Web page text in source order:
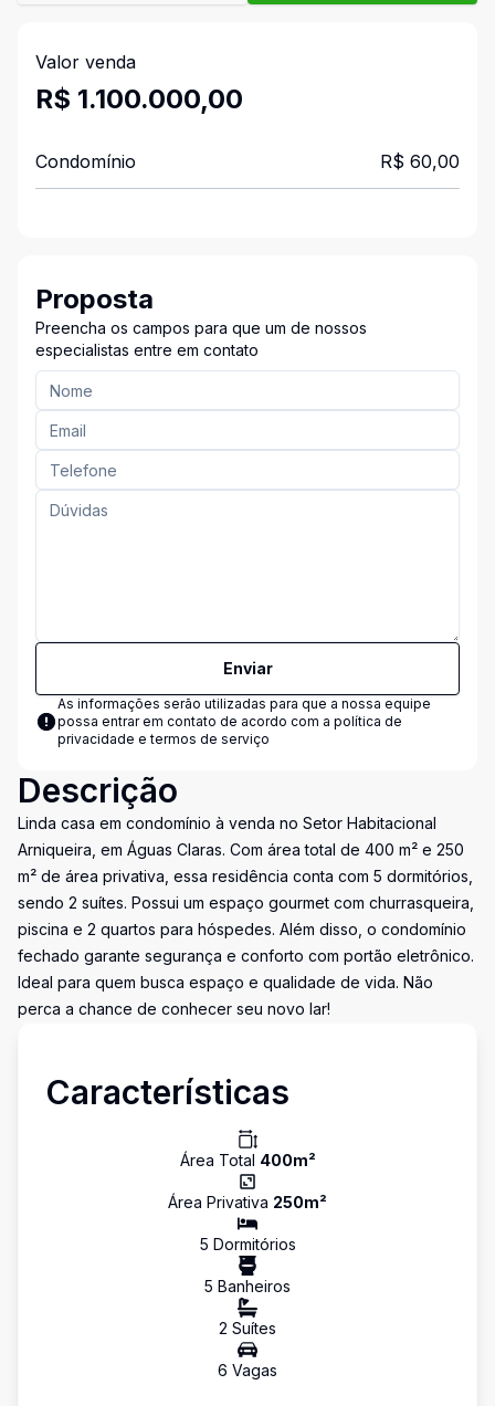
Valor venda
R$ 1.100.000,00
Condomínio R$ 60,00
Proposta
Preencha os campos para que um de nossos
especialistas entre em contato
Enviar
As informações serão utilizadas para que a nossa equipe
possa entrar em contato de acordo com a política de
privacidade e termos de serviço
Descrição
Linda casa em condomínio à venda no Setor Habitacional
Arniqueira, em Águas Claras. Com área total de 400 m² e 250
m² de área privativa, essa residência conta com 5 dormitórios,
sendo 2 suítes. Possui um espaço gourmet com churrasqueira,
piscina e 2 quartos para hóspedes. Além disso, o condomínio
fechado garante segurança e conforto com portão eletrônico.
Ideal para quem busca espaço e qualidade de vida. Não
perca a chance de conhecer seu novo lar!
Características
Área Total 400m²
Área Privativa 250m²
5 Dormitórios
5 Banheiros
2 Suítes
6 Vagas